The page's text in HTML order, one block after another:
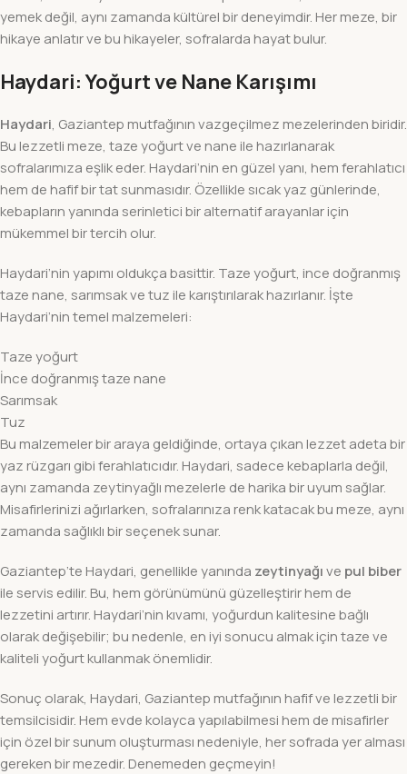
yemek değil, aynı zamanda kültürel bir deneyimdir. Her meze, bir
hikaye anlatır ve bu hikayeler, sofralarda hayat bulur.
Haydari: Yoğurt ve Nane Karışımı
Haydari, Gaziantep mutfağının vazgeçilmez mezelerinden biridir.
Bu lezzetli meze, taze yoğurt ve nane ile hazırlanarak
sofralarımıza eşlik eder. Haydari’nin en güzel yanı, hem ferahlatıcı
hem de hafif bir tat sunmasıdır. Özellikle sıcak yaz günlerinde,
kebapların yanında serinletici bir alternatif arayanlar için
mükemmel bir tercih olur.
Haydari’nin yapımı oldukça basittir. Taze yoğurt, ince doğranmış
taze nane, sarımsak ve tuz ile karıştırılarak hazırlanır. İşte
Haydari’nin temel malzemeleri:
Taze yoğurt
İnce doğranmış taze nane
Sarımsak
Tuz
Bu malzemeler bir araya geldiğinde, ortaya çıkan lezzet adeta bir
yaz rüzgarı gibi ferahlatıcıdır. Haydari, sadece kebaplarla değil,
aynı zamanda zeytinyağlı mezelerle de harika bir uyum sağlar.
Misafirlerinizi ağırlarken, sofralarınıza renk katacak bu meze, aynı
zamanda sağlıklı bir seçenek sunar.
Gaziantep’te Haydari, genellikle yanında zeytinyağıve pul biber
ile servis edilir. Bu, hem görünümünü güzelleştirir hem de
lezzetini artırır. Haydari’nin kıvamı, yoğurdun kalitesine bağlı
olarak değişebilir; bu nedenle, en iyi sonucu almak için taze ve
kaliteli yoğurt kullanmak önemlidir.
Sonuç olarak, Haydari, Gaziantep mutfağının hafif ve lezzetli bir
temsilcisidir. Hem evde kolayca yapılabilmesi hem de misafirler
için özel bir sunum oluşturması nedeniyle, her sofrada yer alması
gereken bir mezedir. Denemeden geçmeyin!